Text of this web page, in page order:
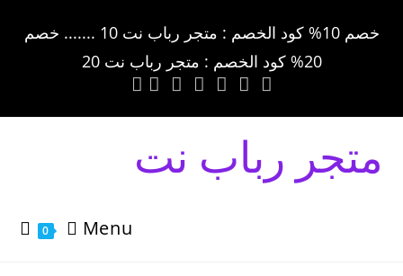
خصم 10% كود الخصم : متجر رباب نت 10 ....... خصم
20% كود الخصم : متجر رباب نت 20
متجر رباب نت
0 Menu